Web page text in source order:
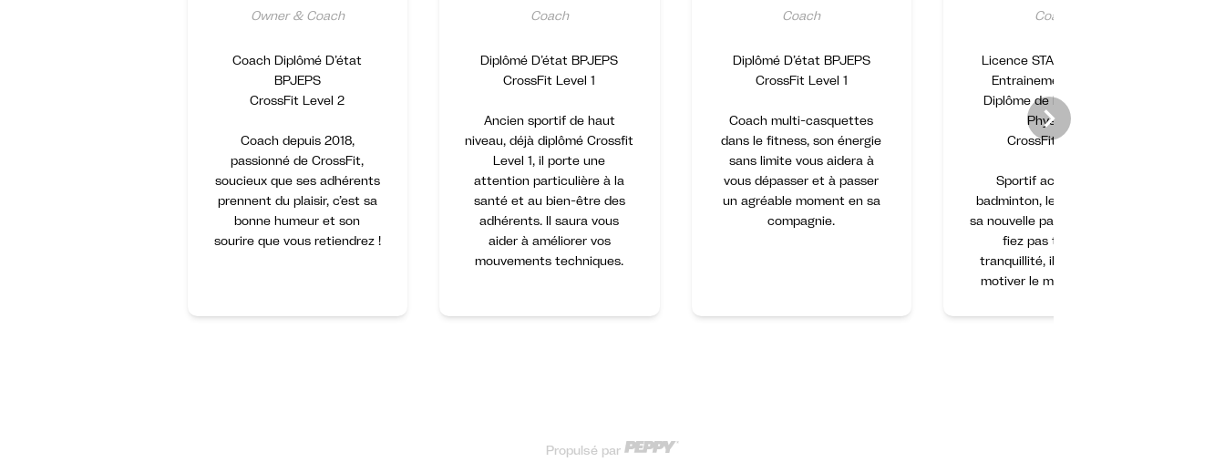
Owner & Coach
Coach Diplômé D’état
BPJEPS
CrossFit Level 2
Coach depuis 2018,
passionné de CrossFit,
soucieux que ses adhérents
prennent du plaisir, c’est sa
bonne humeur et son
sourire que vous retiendrez !
Coach
Diplômé D’état BPJEPS
CrossFit Level 1
Ancien sportif de haut
niveau, déjà diplômé Crossfit
Level 1, il porte une
attention particulière à la
santé et au bien-être des
adhérents. Il saura vous
aider à améliorer vos
mouvements techniques.
Coach
Diplômé D’état BPJEPS
CrossFit Level 1
Coach multi-casquettes
dans le fitness, son énergie
sans limite vous aidera à
vous dépasser et à passer
un agréable moment en sa
compagnie.
Coach
Licence STAPS mention:
Entrainement Sportif
Diplôme de Préparateur
Physique
CrossFit Level 1
Sportif accompli en
badminton, le CrossFit est
sa nouvelle passion. Ne vous
fiez pas trop à sa
tranquillité, il pourra vous
motiver le moment venu.
Propulsé par